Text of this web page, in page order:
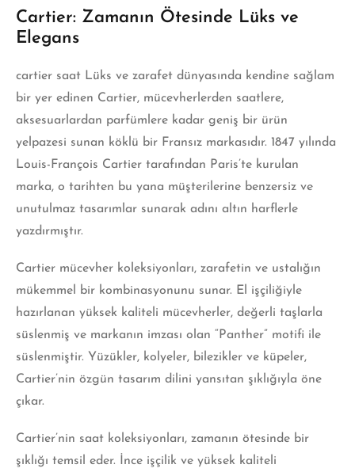
Cartier: Zamanın Ötesinde Lüks ve
Elegans
cartier saat Lüks ve zarafet dünyasında kendine sağlam
bir yer edinen Cartier, mücevherlerden saatlere,
aksesuarlardan parfümlere kadar geniş bir ürün
yelpazesi sunan köklü bir Fransız markasıdır. 1847 yılında
Louis-François Cartier tarafından Paris’te kurulan
marka, o tarihten bu yana müşterilerine benzersiz ve
unutulmaz tasarımlar sunarak adını altın harflerle
yazdırmıştır.
Cartier mücevher koleksiyonları, zarafetin ve ustalığın
mükemmel bir kombinasyonunu sunar. El işçiliğiyle
hazırlanan yüksek kaliteli mücevherler, değerli taşlarla
süslenmiş ve markanın imzası olan “Panther” motifi ile
süslenmiştir. Yüzükler, kolyeler, bilezikler ve küpeler,
Cartier’nin özgün tasarım dilini yansıtan şıklığıyla öne
çıkar.
Cartier’nin saat koleksiyonları, zamanın ötesinde bir
şıklığı temsil eder. İnce işçilik ve yüksek kaliteli